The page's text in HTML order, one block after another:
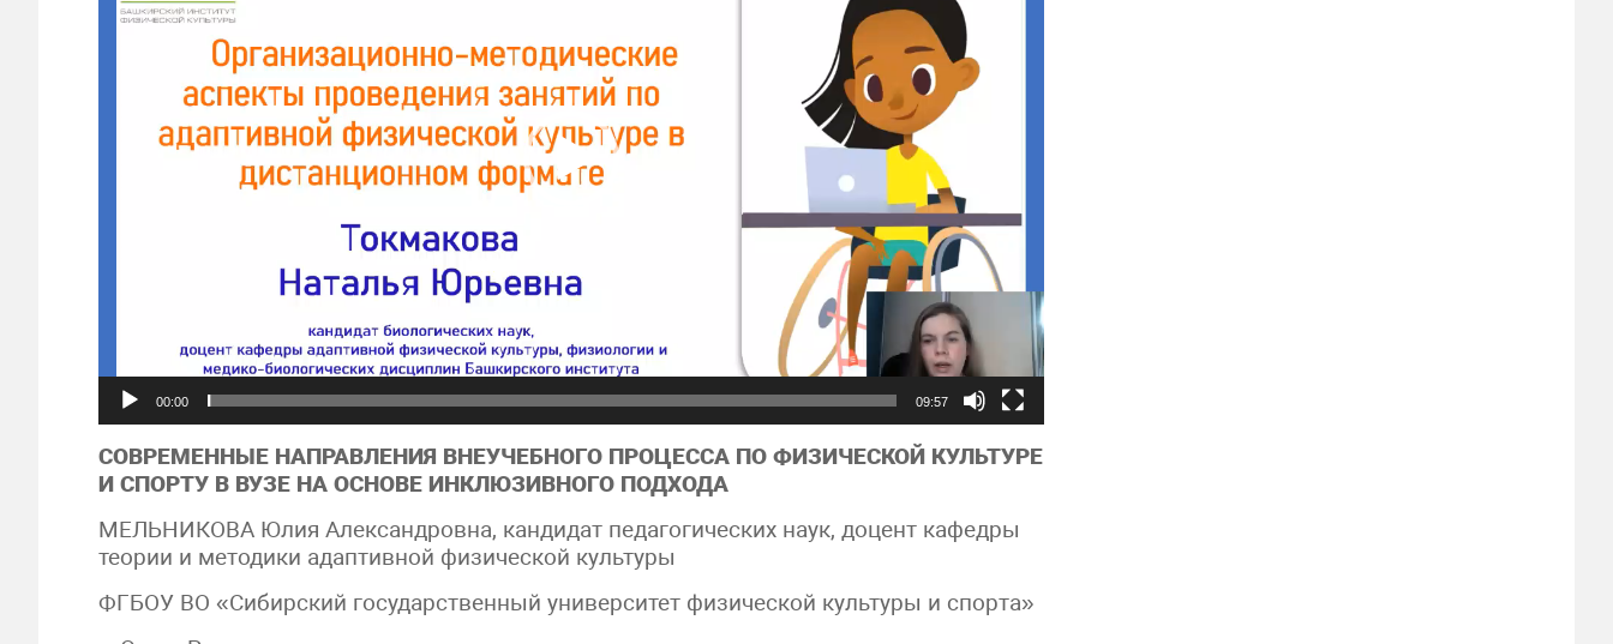
00:00 09:57
СОВРЕМЕННЫЕ НАПРАВЛЕНИЯ ВНЕУЧЕБНОГО ПРОЦЕССА ПО ФИЗИЧЕСКОЙ КУЛЬТУРЕ
И СПОРТУ В ВУЗЕ НА ОСНОВЕ ИНКЛЮЗИВНОГО ПОДХОДА
МЕЛЬНИКОВА Юлия Александровна, кандидат педагогических наук, доцент кафедры
теории и методики адаптивной физической культуры
ФГБОУ ВО «Сибирский государственный университет физической культуры и спорта»